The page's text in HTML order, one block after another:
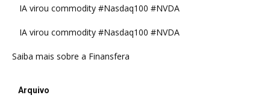
IA virou commodity #Nasdaq100 #NVDA
IA virou commodity #Nasdaq100 #NVDA
Saiba mais sobre a Finansfera
Arquivo